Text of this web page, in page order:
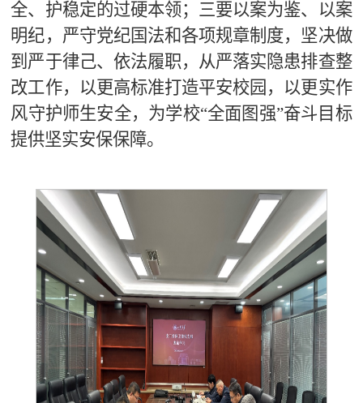
全、护稳定的过硬本领；三要以案为鉴、以案
明纪，严守党纪国法和各项规章制度，坚决做
到严于律己、依法履职，从严落实隐患排查整
改工作，以更高标准打造平安校园，以更实作
风守护师生安全，为学校“全面图强”奋斗目标
提供坚实安保保障。